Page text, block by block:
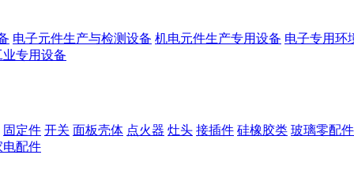
电子元件生产与检测设备 机电元件生产专用设备 电子专用环
专用设备
固定件 开关 面板壳体 点火器 灶头 接插件 硅橡胶类 玻璃零配件
电配件